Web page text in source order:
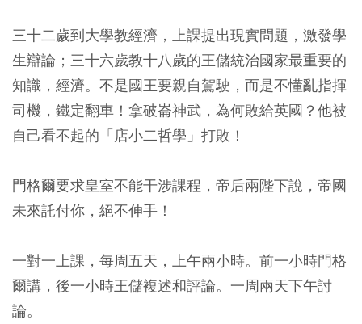
三十二歲到大學教經濟，上課提出現實問題，激發學
生辯論；三十六歲教十八歲的王儲統治國家最重要的
知識，經濟。不是國王要親自駕駛，而是不懂亂指揮
司機，鐵定翻車！拿破崙神武，為何敗給英國？他被
自己看不起的「店小二哲學」打敗！
門格爾要求皇室不能干涉課程，帝后兩陛下說，帝國
未來託付你，絕不伸手！
一對一上課，每周五天，上午兩小時。前一小時門格
爾講，後一小時王儲複述和評論。一周兩天下午討
論。